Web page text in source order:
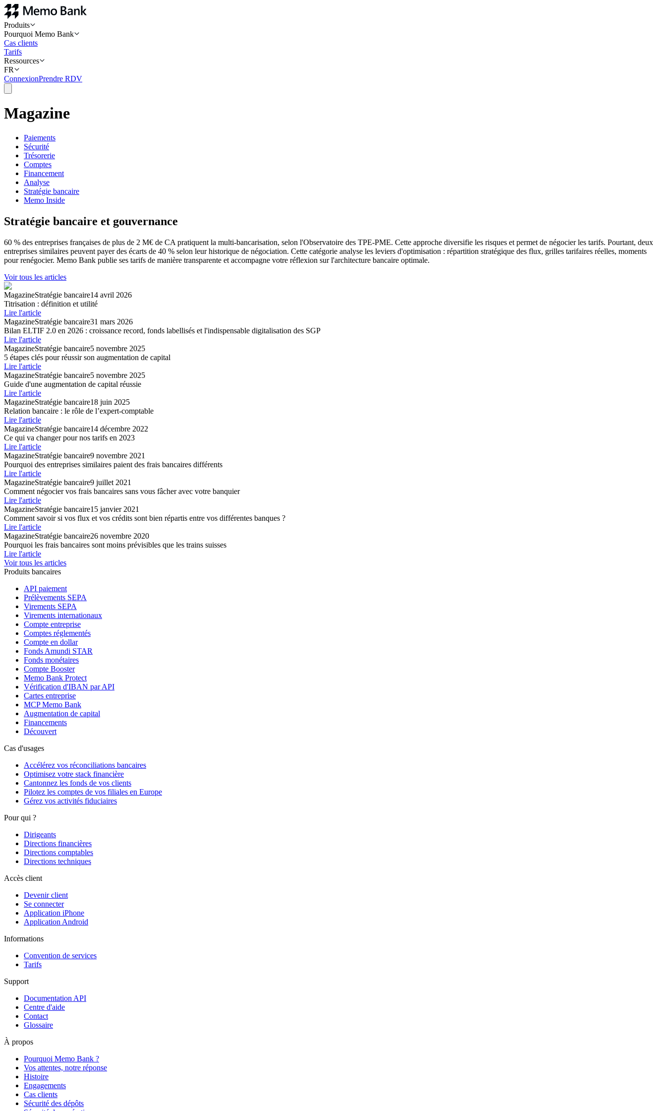
Produits
Pourquoi Memo Bank
Cas clients
Tarifs
Ressources
FR
ConnexionPrendre RDV
Magazine
Paiements
Sécurité
Trésorerie
Comptes
Financement
Analyse
Stratégie bancaire
Memo Inside
Stratégie bancaire et gouvernance
60 % des entreprises françaises de plus de 2 M€ de CA pratiquent la multi-bancarisation, selon l'Observatoire des TPE-PME. Cette approche diversifie les risques et permet de négocier les tarifs. Pourtant, deux
entreprises similaires peuvent payer des écarts de 40 % selon leur historique de négociation. Cette catégorie analyse les leviers d'optimisation : répartition stratégique des flux, grilles tarifaires réelles, moments
pour renégocier. Memo Bank publie ses tarifs de manière transparente et accompagne votre réflexion sur l'architecture bancaire optimale.
Voir tous les articles
MagazineStratégie bancaire14 avril 2026
Titrisation : définition et utilité
Lire l'article
MagazineStratégie bancaire31 mars 2026
Bilan ELTIF 2.0 en 2026 : croissance record, fonds labellisés et l'indispensable digitalisation des SGP
Lire l'article
MagazineStratégie bancaire5 novembre 2025
5 étapes clés pour réussir son augmentation de capital
Lire l'article
MagazineStratégie bancaire5 novembre 2025
Guide d'une augmentation de capital réussie
Lire l'article
MagazineStratégie bancaire18 juin 2025
Relation bancaire : le rôle de l’expert-comptable
Lire l'article
MagazineStratégie bancaire14 décembre 2022
Ce qui va changer pour nos tarifs en 2023
Lire l'article
MagazineStratégie bancaire9 novembre 2021
Pourquoi des entreprises similaires paient des frais bancaires différents
Lire l'article
MagazineStratégie bancaire9 juillet 2021
Comment négocier vos frais bancaires sans vous fâcher avec votre banquier
Lire l'article
MagazineStratégie bancaire15 janvier 2021
Comment savoir si vos flux et vos crédits sont bien répartis entre vos différentes banques ?
Lire l'article
MagazineStratégie bancaire26 novembre 2020
Pourquoi les frais bancaires sont moins prévisibles que les trains suisses
Lire l'article
Voir tous les articles
Produits bancaires
API paiement
Prélèvements SEPA
Virements SEPA
Virements internationaux
Compte entreprise
Comptes réglementés
Compte en dollar
Fonds Amundi STAR
Fonds monétaires
Compte Booster
Memo Bank Protect
Vérification d'IBAN par API
Cartes entreprise
MCP Memo Bank
Augmentation de capital
Financements
Découvert
Cas d'usages
Accélérez vos réconciliations bancaires
Optimisez votre stack financière
Cantonnez les fonds de vos clients
Pilotez les comptes de vos filiales en Europe
Gérez vos activités fiduciaires
Pour qui ?
Dirigeants
Directions financières
Directions comptables
Directions techniques
Accès client
Devenir client
Se connecter
Application iPhone
Application Android
Informations
Convention de services
Tarifs
Support
Documentation API
Centre d'aide
Contact
Glossaire
À propos
Pourquoi Memo Bank ?
Vos attentes, notre réponse
Histoire
Engagements
Cas clients
Sécurité des dépôts